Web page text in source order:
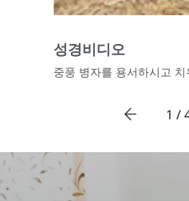
성경비디오
중풍 병자를 용서하시고
1 /